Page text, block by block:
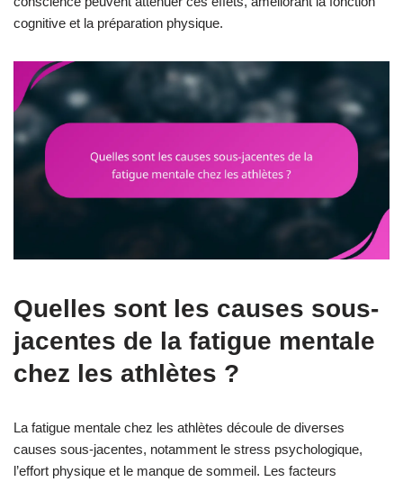
cognitive et la préparation physique.
Quelles sont les causes sous-
jacentes de la fatigue mentale
chez les athlètes ?
La fatigue mentale chez les athlètes découle de diverses
causes sous-jacentes, notamment le stress psychologique,
l’effort physique et le manque de sommeil. Les facteurs